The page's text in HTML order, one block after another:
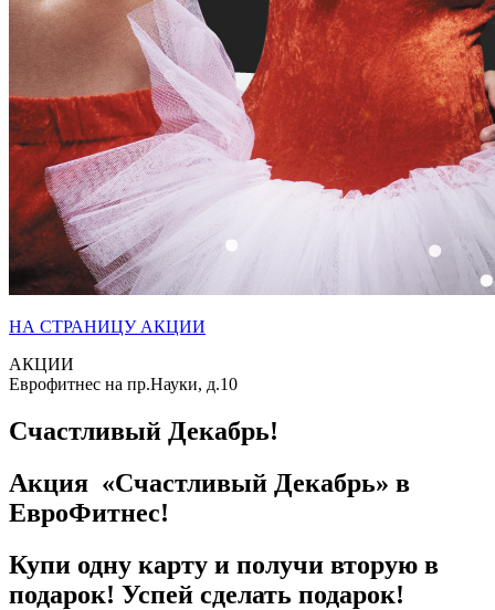
НА СТРАНИЦУ АКЦИИ
АКЦИИ
Еврофитнес на пр.Науки, д.10
Счастливый Декабрь!
Акция «Счастливый Декабрь» в
ЕвроФитнес!
Купи одну карту и получи вторую в
подарок! Успей сделать подарок!